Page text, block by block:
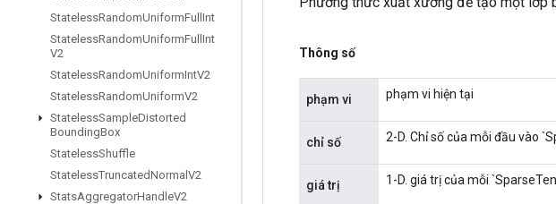
StatelessRandomUniformFull Int
StatelessRandomUniformFull Int
V2
StatelessRandomUniformIntV2
StatelessRandomUniformV2
StatelessSampleDistorted
BoundingBox
StatelessShuffle
StatelessTruncatedNormal V2
StatsAggregatorHandleV2
Thông số
phạm vi phạm vi hiện tại
chỉ số 2-D. Chỉ số của mỗi đầu vào
giá trị 1-D. giá trị của mỗi